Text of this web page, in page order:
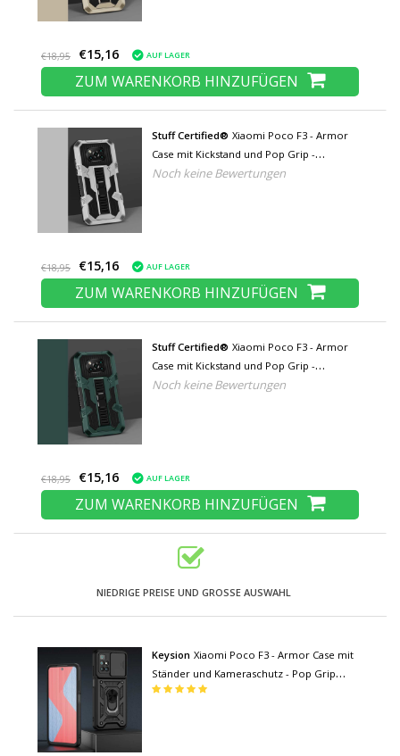
€18,95 €15,16 AUF LAGER
ZUM WARENKORB HINZUFÜGEN
Stuff Certified® Xiaomi Poco F3 - Armor
Case mit Kickstand und Pop Grip -
Schutzhülle Silber
Noch keine Bewertungen
€18,95 €15,16 AUF LAGER
ZUM WARENKORB HINZUFÜGEN
Stuff Certified® Xiaomi Poco F3 - Armor
Case mit Kickstand und Pop Grip -
Protection Cover Case Grün
Noch keine Bewertungen
€18,95 €15,16 AUF LAGER
ZUM WARENKORB HINZUFÜGEN
NIEDRIGE PREISE UND GROSSE AUSWAHL
Keysion Xiaomi Poco F3 - Armor Case mit
Ständer und Kameraschutz - Pop Grip
Cover Case Schwarz